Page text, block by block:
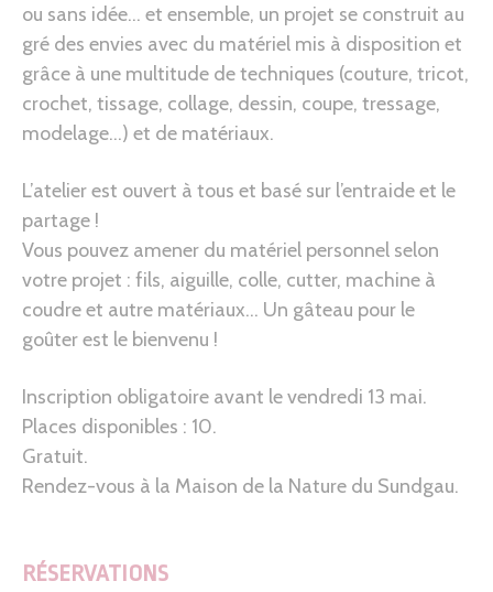
ou sans idée… et ensemble, un projet se construit au
gré des envies avec du matériel mis à disposition et
grâce à une multitude de techniques (couture, tricot,
crochet, tissage, collage, dessin, coupe, tressage,
modelage…) et de matériaux.
L’atelier est ouvert à tous et basé sur l’entraide et le
partage !
Vous pouvez amener du matériel personnel selon
votre projet : fils, aiguille, colle, cutter, machine à
coudre et autre matériaux… Un gâteau pour le
goûter est le bienvenu !
Inscription obligatoire avant le vendredi 13 mai.
Places disponibles : 10.
Gratuit.
Rendez-vous à la Maison de la Nature du Sundgau.
RÉSERVATIONS